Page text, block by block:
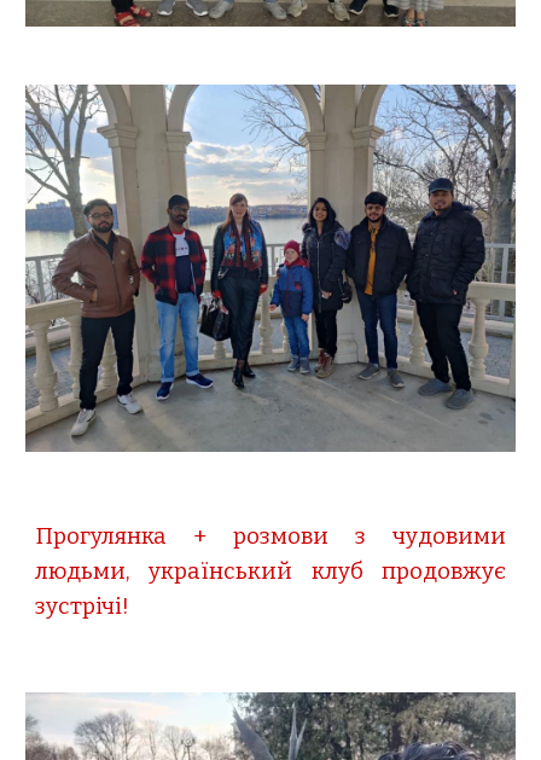
Прогулянка + розмови з чудовими
людьми, український клуб продовжує
зустрічі!